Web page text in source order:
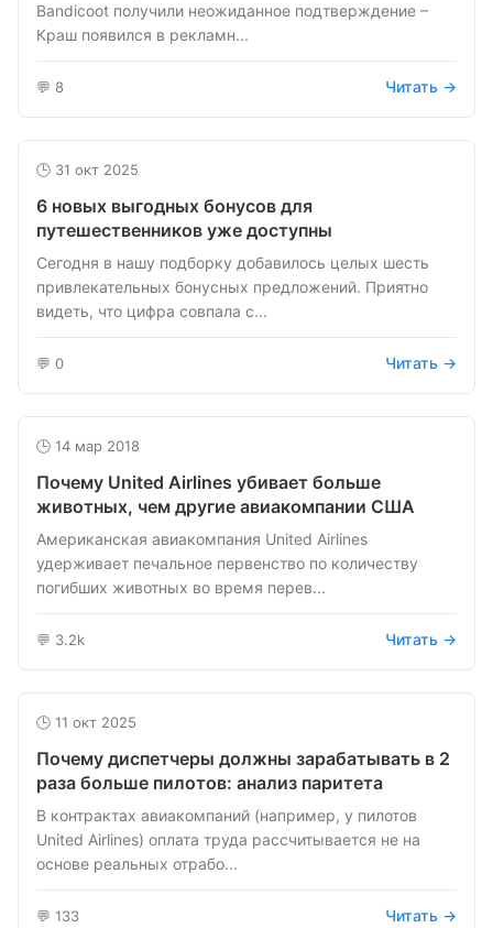
Bandicoot получили неожиданное подтверждение –
Краш появился в рекламн...
💬 8 Читать →
🕒 31 окт 2025
6 новых выгодных бонусов для
путешественников уже доступны
Сегодня в нашу подборку добавилось целых шесть
привлекательных бонусных предложений. Приятно
видеть, что цифра совпала с...
💬 0 Читать →
🕒 14 мар 2018
Почему United Airlines убивает больше
животных, чем другие авиакомпании США
Американская авиакомпания United Airlines
удерживает печальное первенство по количеству
погибших животных во время перев...
💬 3.2k Читать →
🕒 11 окт 2025
Почему диспетчеры должны зарабатывать в 2
раза больше пилотов: анализ паритета
В контрактах авиакомпаний (например, у пилотов
United Airlines) оплата труда рассчитывается не на
основе реальных отрабо...
💬 133 Читать →